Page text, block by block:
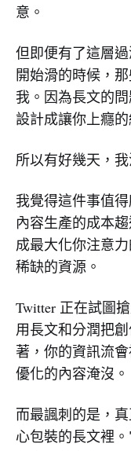
意。
但即便有了這層
開始滑的時候，
我。因為長文的
設計成讓你上癮的
所以有好幾天，
我覺得這件事值
內容生產的成本
成最大化你注意
稀缺的資源。
Twitter 正在試圖
用長文和分潤把
著，你的資訊流
優化的內容淹沒。
而最諷刺的是，
心包裝的長文裡